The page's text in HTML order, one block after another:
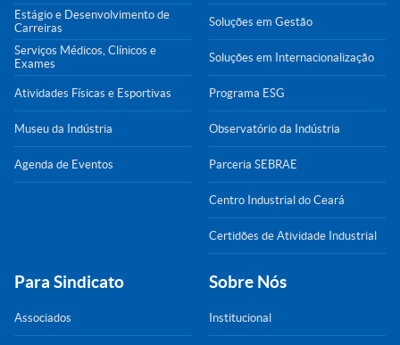
Estágio e Desenvolvimento de
Carreiras
Serviços Médicos, Clínicos e
Exames
Atividades Físicas e Esportivas
Museu da Indústria
Agenda de Eventos
Soluções em Gestão
Soluções em Internacionalização
Programa ESG
Observatório da Indústria
Parceria SEBRAE
Centro Industrial do Ceará
Certidões de Atividade Industrial
Para Sindicato
Associados
Sobre Nós
Institucional